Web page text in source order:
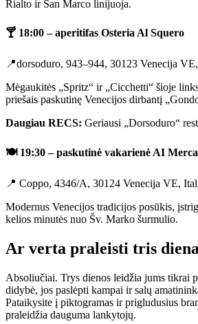
Rialto ir San Marco linijuoja.
🍸 18:00 – aperitifas Osteria Al Squero
📍dorsoduro, 943–944, 30123 Venecija
Mėgaukitės „Spritz“ ir „Cicchetti“ šioje
priešais paskutinę Venecijos dirbantį
Daugiau RECS: Geriausi „Dorsoduro“
🍽️ 19:30 – paskutinė vakarienė AI
📍 Coppo, 4346/A, 30124 Venecija VE,
Modernus Venecijos tradicijos posūkis,
kelios minutės nuo Šv. Marko šurmulio.
Ar verta praleisti tris
Absoliučiai. Trys dienos leidžia jums tikrai
didybė, jos paslėpti kampai ir salų
Pataikysite į piktogramas ir prigludusius
praleidžia dauguma lankytojų.